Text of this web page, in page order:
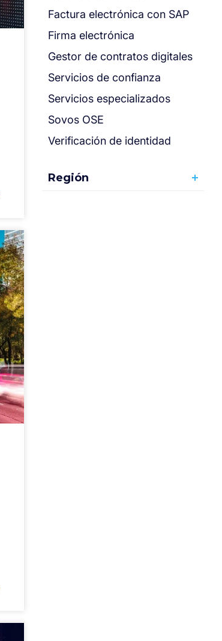
Factura electrónica con SAP
Firma electrónica
Gestor de contratos digitales
Servicios de confianza
Servicios especializados
Sovos OSE
Verificación de identidad
Región